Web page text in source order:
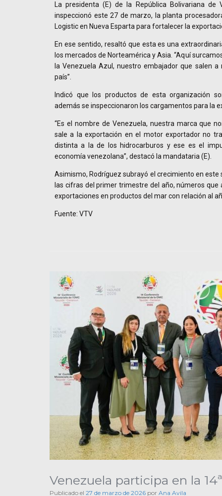
La presidenta (E) de la República Bolivariana de
inspeccionó este 27 de marzo, la planta
Logistic en Nueva Esparta para fortalecer la
En ese sentido, resaltó que esta es una
los mercados de Norteamérica y Asia. “Aquí
la Venezuela Azul, nuestro embajador que salen
país”.
Indicó que los productos de esta organización
además se inspeccionaron los cargamentos para la
“Es el nombre de Venezuela, nuestra marca que
sale a la exportación en el motor exportador no
distinta a la de los hidrocarburos y ese es el
economía venezolana”, destacó la mandataria (E).
Asimismo, Rodríguez subrayó el crecimiento en este
las cifras del primer trimestre del año, números que
exportaciones en productos del mar con relación al
Fuente: VTV
Venezuela participa en la
Publicado el 27 de marzo de 2026 por Ana Avila